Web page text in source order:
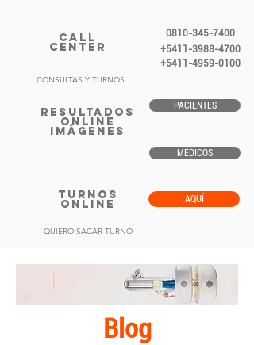
CALL
CENTER
0810-345-7400
+5411-3988-4700
+5411-4959-0100
CONSULTAS Y TURNOS
RESULTADOS
ONLINE
IMÁGENES
PACIENTES
MÉDICOS
TURNOS
ONLINE AQUÍ
QUIERO SACAR TURNO
Blog